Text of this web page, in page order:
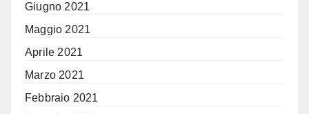
Giugno 2021
Maggio 2021
Aprile 2021
Marzo 2021
Febbraio 2021